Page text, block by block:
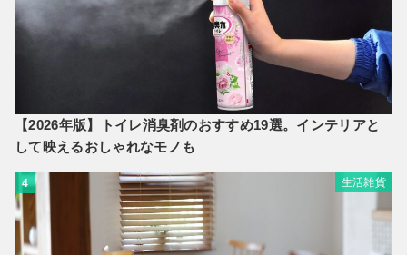
【2026年版】トイレ消臭剤のおすすめ19選。インテリアと
して映えるおしゃれなモノも
4 生活雑貨